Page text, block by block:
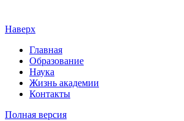
Наверх
Главная
Образование
Наука
Жизнь академии
Контакты
Полная версия